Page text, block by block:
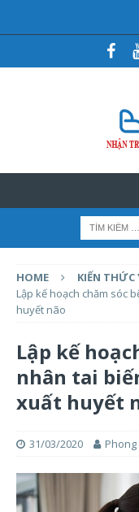
HOME KIẾN THỨC
Lập kế hoạch chăm sóc
huyết não
Lập kế
nhân tai
xuất huyết
31/03/2020